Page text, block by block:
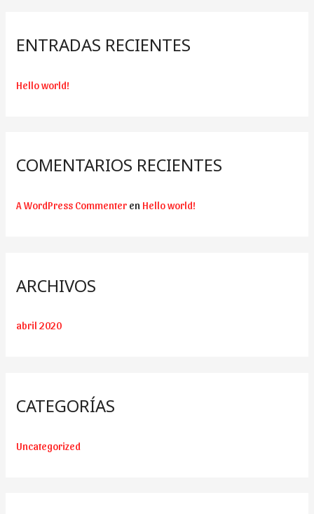
rENTRADAS RECIENTES
Hello world!
COMENTARIOS RECIENTES
A WordPress Commenter en Hello world!
ARCHIVOS
abril 2020
CATEGORÍAS
Uncategorized